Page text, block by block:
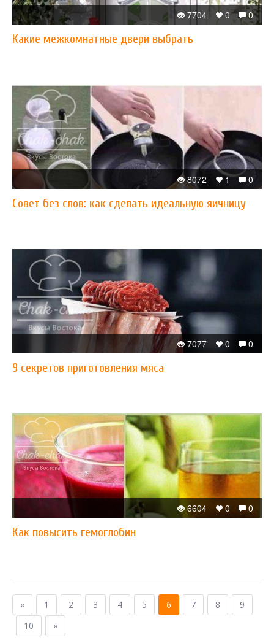
0
0
7704
Какие межкомнатные двери выбрать
0
1
8072
Совет без слов: как сделать идеальную яичницу
0
0
7077
9 секретов приготовления мяса
0
0
6604
Как повысить гемоглобин
« 1 2 3 4 5 6 7 8
9
10
»